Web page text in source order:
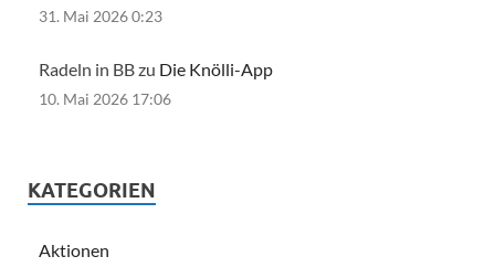
31. Mai 2026 0:23
Radeln in BB zu Die Knölli-App
10. Mai 2026 17:06
KATEGORIEN
Aktionen